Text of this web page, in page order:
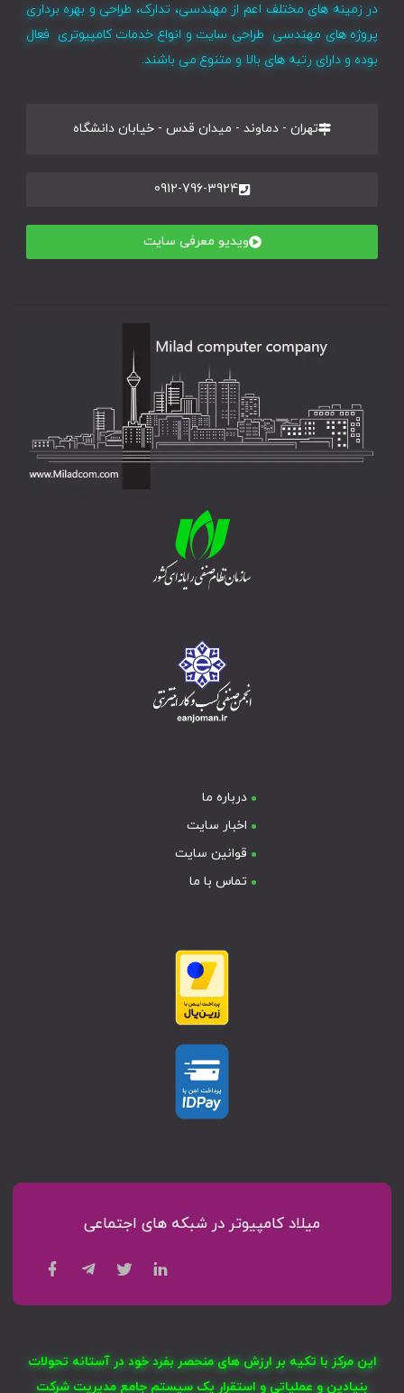
در زمینه های مختلف اعم از مهندسی، تدارک، طراحی و بهره برداری
پروژه های مهندسی طراحی سایت و انواع خدمات کامپیوتری فعال
بوده و دارای رتبه های بالا و متنوع می باشند.
تهران - دماوند - میدان قدس - خیابان دانشگاه
0912-796-3924
ویدیو معرفی سایت
درباره ما
اخبار سایت
قوانین سایت
تماس با ما
میلاد کامپیوتر در شبکه های اجتماعی
این مرکز با تکیه بر ارزش های منحصر بفرد خود در آستانه تحولات
بنیادین و عملیاتی و استقرار یک سیستم جامع مدیریت شرکت